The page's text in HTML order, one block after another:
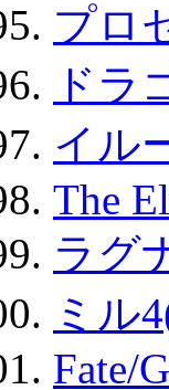
プロ
ドラ
イル
The
ラグ
ミル
Fate/